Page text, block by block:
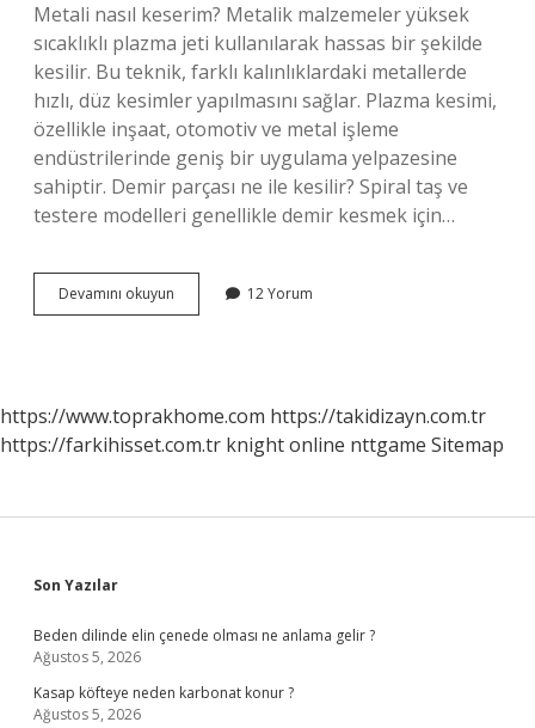
Metali nasıl keserim? Metalik malzemeler yüksek
sıcaklıklı plazma jeti kullanılarak hassas bir şekilde
kesilir. Bu teknik, farklı kalınlıklardaki metallerde
hızlı, düz kesimler yapılmasını sağlar. Plazma kesimi,
özellikle inşaat, otomotiv ve metal işleme
endüstrilerinde geniş bir uygulama yelpazesine
sahiptir. Demir parçası ne ile kesilir? Spiral taş ve
testere modelleri genellikle demir kesmek için…
Devamını okuyun
Ne
12 Yorum
https://www.toprakhome.com https://takidizayn.com.tr
https://farkihisset.com.tr knight online nttgame Sitemap
Sidebar
Son Yazılar
Beden dilinde elin çenede olması ne anlama gelir ?
Ağustos 5, 2026
Kasap köfteye neden karbonat konur ?
Ağustos 5, 2026